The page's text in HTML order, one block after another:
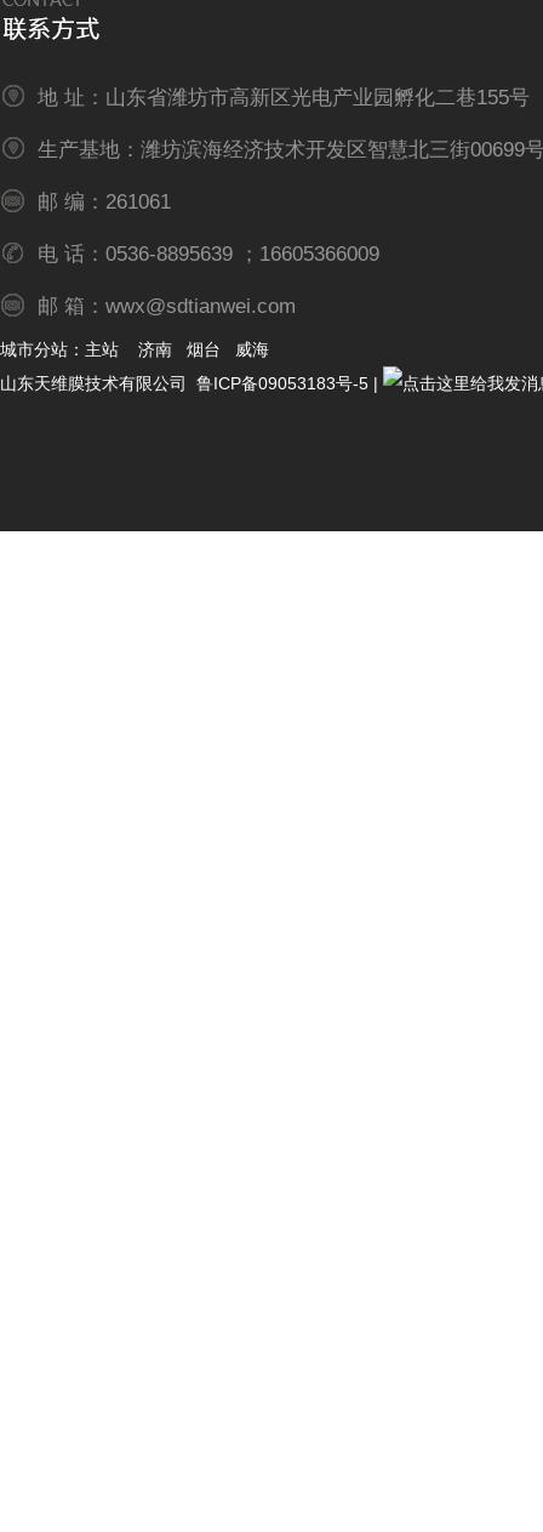
地 址：山东省潍坊市高新区光电产业园孵化二巷155号
生产基地：潍坊滨海经济技术开发区智慧北三街00699
邮 编：261061
电 话：0536-8895639 ；16605366009
邮 箱：wwx@sdtianwei.com
城市分站： 主站 济南 烟台
威海
山东天维膜技术有限公司
鲁ICP备09053183号-5 |